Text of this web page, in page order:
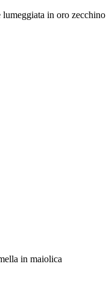
in oro zecchino
in maiolica